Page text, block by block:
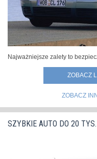
Najważniejsze zalety to
ZOBACZ
ZOBACZ
SZYBKIE AUTO DO 20